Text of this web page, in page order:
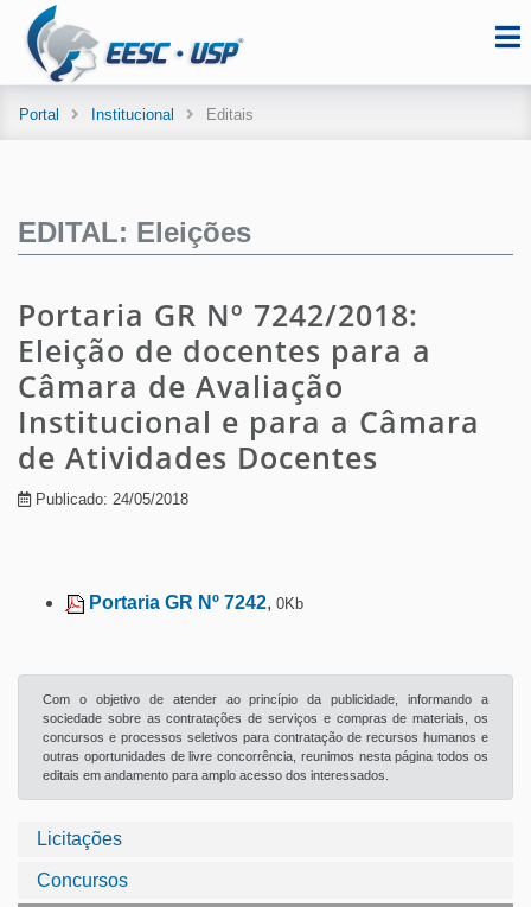
Portal Institucional Editais
Licitações
Concursos
EDITAL: Eleições
Portaria GR Nº 7242/2018:
Eleição de docentes para a
Câmara de Avaliação
Institucional e para a Câmara
de Atividades Docentes
Publicado: 24/05/2018
Portaria GR Nº 7242, 0Kb
Com o objetivo de atender ao princípio da publicidade, informando a
sociedade sobre as contratações de serviços e compras de materiais, os
concursos e processos seletivos para contratação de recursos humanos e
outras oportunidades de livre concorrência, reunimos nesta página todos os
editais em andamento para amplo acesso dos interessados.